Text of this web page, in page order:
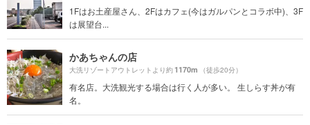
1Fはお土産屋さん、2Fはカフェ(今はガルパンとコラボ中)、3F
は展望台...
かあちゃんの店
大洗リゾートアウトレットより約1170m （徒歩20分）
有名店。大洗観光する場合は行く人が多い。 生しらす丼が有
名。